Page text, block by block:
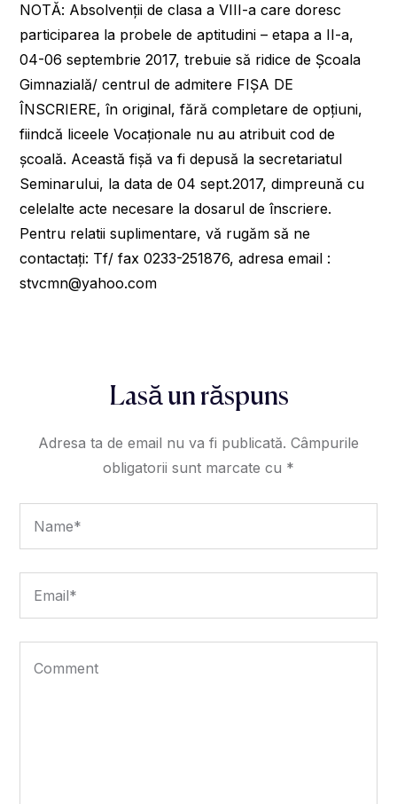
NOTĂ: Absolvenții de clasa a VIII-a care doresc
participarea la probele de aptitudini – etapa a II-a,
04-06 septembrie 2017, trebuie să ridice de Școala
Gimnazială/ centrul de admitere FIȘA DE
ÎNSCRIERE, în original, fără completare de opțiuni,
fiindcă liceele Vocaționale nu au atribuit cod de
școală. Această fișă va fi depusă la secretariatul
Seminarului, la data de 04 sept.2017, dimpreună cu
celelalte acte necesare la dosarul de înscriere.
Pentru relatii suplimentare, vă rugăm să ne
contactați: Tf/ fax 0233-251876, adresa email :
stvcmn@yahoo.com
Lasă un răspuns
Adresa ta de email nu va fi publicată. Câmpurile
obligatorii sunt marcate cu *